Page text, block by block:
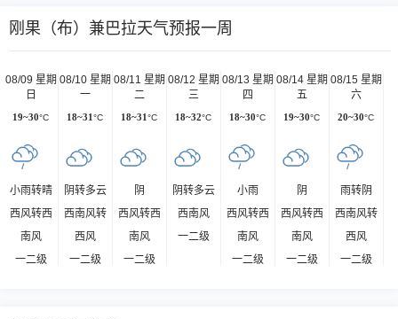
刚果（布）兼巴拉天气预报一周
08/09 星期
日
19~30°C
小雨转晴
西风转西
南风
一二级
08/10 星期
一
18~31°C
阴转多云
西南风转
西风
一二级
08/11 星期
二
18~31°C
阴
西风转西
南风
一二级
08/12 星期
三
18~32°C
阴转多云
西南风
一二级
08/13 星期
四
18~30°C
小雨
西风转西
南风
一二级
08/14 星期
五
19~30°C
阴
西风转西
南风
一二级
08/15 星期
六
20~30°C
雨转阴
西南风转
西风
一二级